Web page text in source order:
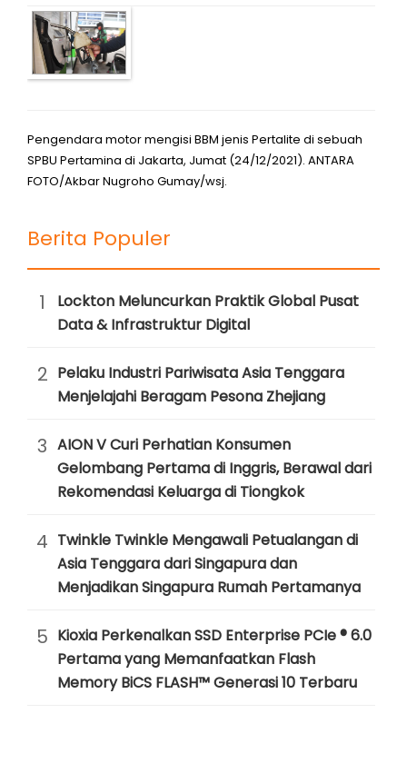
Pengendara motor mengisi BBM jenis Pertalite di sebuah
SPBU Pertamina di Jakarta, Jumat (24/12/2021). ANTARA
FOTO/Akbar Nugroho Gumay/wsj.
Berita Populer
1
Lockton Meluncurkan Praktik Global Pusat
Data & Infrastruktur Digital
2 Pelaku Industri Pariwisata Asia Tenggara
Menjelajahi Beragam Pesona Zhejiang
3 AION V Curi Perhatian Konsumen
Gelombang Pertama di Inggris, Berawal dari
Rekomendasi Keluarga di Tiongkok
4 Twinkle Twinkle Mengawali Petualangan di
Asia Tenggara dari Singapura dan
Menjadikan Singapura Rumah Pertamanya
5 Kioxia Perkenalkan SSD Enterprise PCIe ® 6.0
Pertama yang Memanfaatkan Flash
Memory BiCS FLASH™ Generasi 10 Terbaru